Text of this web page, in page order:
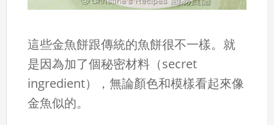
這些金魚餅跟傳統的魚餅很不一樣。就
是因為加了個秘密材料（secret
ingredient），無論顏色和模樣看起來像
金魚似的。